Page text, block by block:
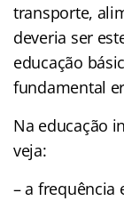
transporte,
deveria ser
educação
fundamental
Na educação
veja:
– a frequência